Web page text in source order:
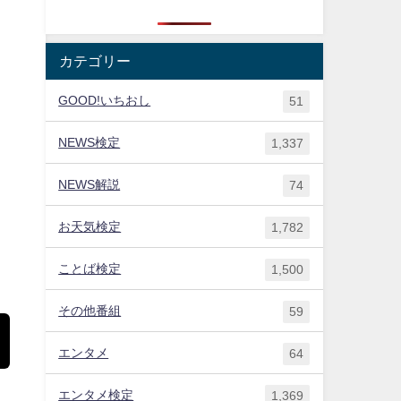
カテゴリー
GOOD!いちおし 51
NEWS検定 1,337
NEWS解説 74
お天気検定 1,782
ことば検定 1,500
その他番組 59
エンタメ 64
エンタメ検定 1,369